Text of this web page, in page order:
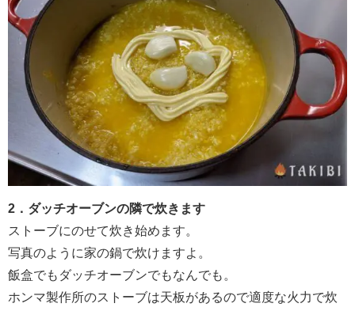
2．ダッチオーブンの隣で炊きます
ストーブにのせて炊き始めます。
写真のように家の鍋で炊けますよ。
飯盒でもダッチオーブンでもなんでも。
ホンマ製作所のストーブは天板があるので適度な火力で炊